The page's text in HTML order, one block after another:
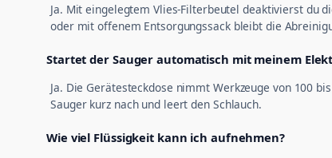
Ja. Mit eingelegtem Vlies-Filterbeutel deaktivierst du
oder mit offenem Entsorgungssack bleibt die
Startet der Sauger automatisch mit meinem
Ja. Die Gerätesteckdose nimmt Werkzeuge von 100
Sauger kurz nach und leert den Schlauch.
Wie viel Flüssigkeit kann ich aufnehmen?